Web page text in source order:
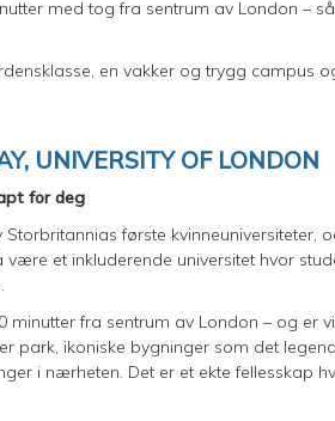
med tog fra sentrum av London –
en vakker og trygg campus
UNIVERSITY OF LONDON
for deg
første kvinneuniversiteter,
et inkluderende universitet hvor
fra sentrum av London – og er
park, ikoniske bygninger som det
i nærheten. Det er et ekte fellesskap